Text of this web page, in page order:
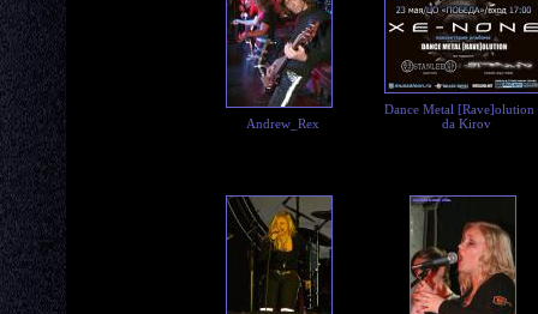
Andrew_Rex
Dance Metal [Rave]olution
da Kirov